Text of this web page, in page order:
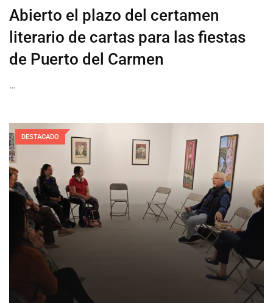
Abierto el plazo del certamen
literario de cartas para las fiestas
de Puerto del Carmen
…
DESTACADO